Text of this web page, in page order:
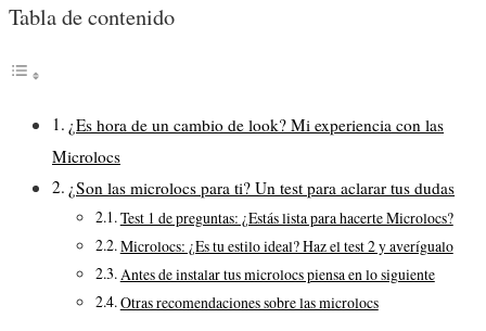
Tabla de contenido
¿Es hora de un cambio de look? Mi experiencia con las
Microlocs
¿Son las microlocs para ti? Un test para aclarar tus dudas
Test 1 de preguntas: ¿Estás lista para hacerte Microlocs?
Microlocs: ¿Es tu estilo ideal? Haz el test 2 y averígualo
Antes de instalar tus microlocs piensa en lo siguiente
Otras recomendaciones sobre las microlocs